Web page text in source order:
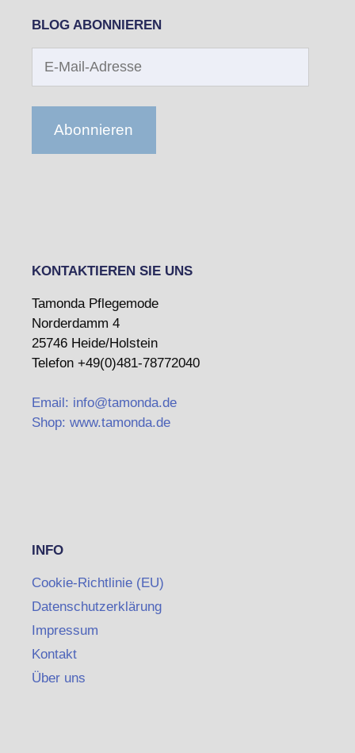
BLOG ABONNIEREN
Mail-
Abonnieren
KONTAKTIEREN SIE UNS
Tamonda Pflegemode
Norderdamm 4
25746 Heide/Holstein
Telefon +49(0)481-78772040
Email: info@tamonda.de
Shop: www.tamonda.de
INFO
Cookie-Richtlinie (EU)
Datenschutzerklärung
Impressum
Kontakt
Über uns